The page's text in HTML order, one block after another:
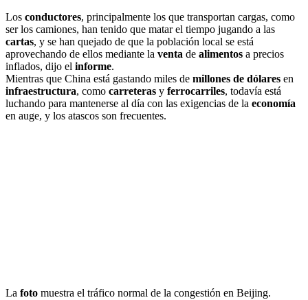
Los conductores, principalmente los que transportan cargas, como
ser los camiones, han tenido que matar el tiempo jugando a las
cartas, y se han quejado de que la población local se está
aprovechando de ellos mediante la venta de alimentos a precios
inflados, dijo el informe.
Mientras que China está gastando miles de millones de dólares en
infraestructura, como carreteras y ferrocarriles, todavía está
luchando para mantenerse al día con las exigencias de la economía
en auge, y los atascos son frecuentes.
La foto muestra el tráfico normal de la congestión en Beijing.